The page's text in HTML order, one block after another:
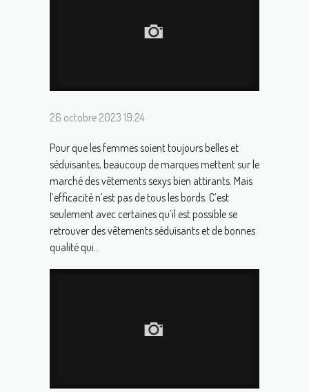
26 octobre 2023 19:24
Pour que les femmes soient toujours belles et
séduisantes, beaucoup de marques mettent sur le
marché des vêtements sexys bien attirants. Mais
l’efficacité n’est pas de tous les bords. C’est
seulement avec certaines qu’il est possible se
retrouver des vêtements séduisants et de bonnes
qualité qui...